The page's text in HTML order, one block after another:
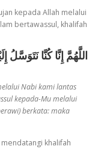
kepada Allah melalui
bertawassul, khalifah
اللَّهُمَّ إِنَّا كُنَّا نَتَوَسَّلُ
Nabi kami lantas
kepada-Mu melalui
berkata: maka
khalifah